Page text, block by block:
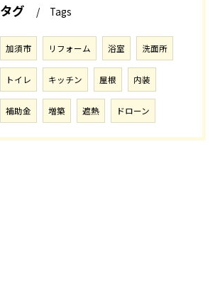
タグ Tags
加須市 リフォーム 浴室 洗面所
トイレ キッチン 屋根 内装
補助金 増築 遮熱 ドローン